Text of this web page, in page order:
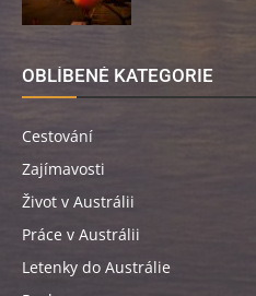
OBLÍBENÉ KATEGORIE
Cestování
Zajímavosti
Život v Austrálii
Práce v Austrálii
Letenky do Austrálie